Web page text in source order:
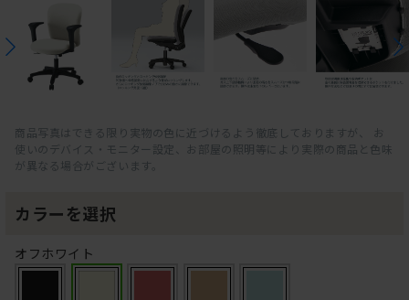
商品写真はできる限り実物の色に近づけるよう徹底しておりますが、 お
使いのデバイス・モニター設定、お部屋の照明等により実際の商品と色味
が異なる場合がございます。
カラーを選択
オフホワイト